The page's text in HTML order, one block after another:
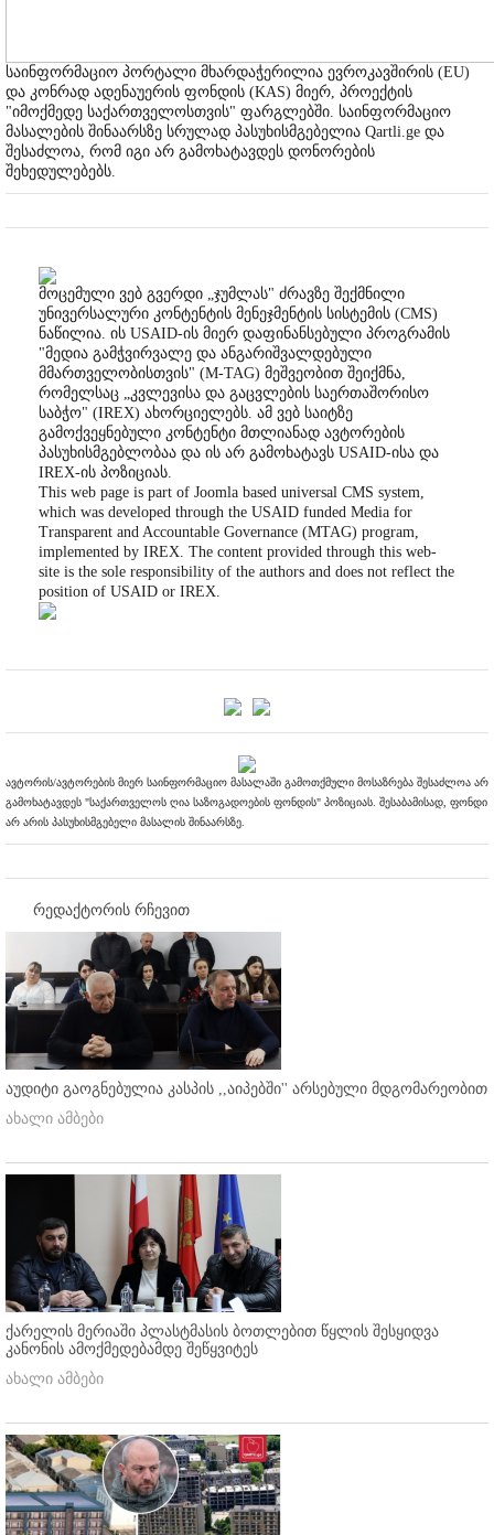
საინფორმაციო პორტალი მხარდაჭერილია ევროკავშირის (EU)
და კონრად ადენაუერის ფონდის (KAS) მიერ, პროექტის
"იმოქმედე საქართველოსთვის" ფარგლებში. საინფორმაციო
მასალების შინაარსზე სრულად პასუხისმგებელია Qartli.ge და
შესაძლოა, რომ იგი არ გამოხატავდეს დონორების
შეხედულებებს.
მოცემული ვებ გვერდი „ჯუმლას" ძრავზე შექმნილი
უნივერსალური კონტენტის მენეჯმენტის სისტემის (CMS)
ნაწილია. ის USAID-ის მიერ დაფინანსებული პროგრამის
"მედია გამჭვირვალე და ანგარიშვალდებული
მმართველობისთვის" (M-TAG) მეშვეობით შეიქმნა,
რომელსაც „კვლევისა და გაცვლების საერთაშორისო
საბჭო" (IREX) ახორციელებს. ამ ვებ საიტზე
გამოქვეყნებული კონტენტი მთლიანად ავტორების
პასუხისმგებლობაა და ის არ გამოხატავს USAID-ისა და
IREX-ის პოზიციას.
This web page is part of Joomla based universal CMS system,
which was developed through the USAID funded Media for
Transparent and Accountable Governance (MTAG) program,
implemented by IREX. The content provided through this web-
site is the sole responsibility of the authors and does not reflect the
position of USAID or IREX.
ავტორის/ავტორების მიერ საინფორმაციო მასალაში გამოთქმული მოსაზრება შესაძლოა არ
გამოხატავდეს "საქართველოს ღია საზოგადოების ფონდის" პოზიციას. შესაბამისად, ფონდი
არ არის პასუხისმგებელი მასალის შინაარსზე.
რედაქტორის რჩევით
აუდიტი გაოგნებულია კასპის ,,აიპებში'' არსებული მდგომარეობით
ახალი ამბები
ქარელის მერიაში პლასტმასის ბოთლებით წყლის შესყიდვა
კანონის ამოქმედებამდე შეწყვიტეს
ახალი ამბები